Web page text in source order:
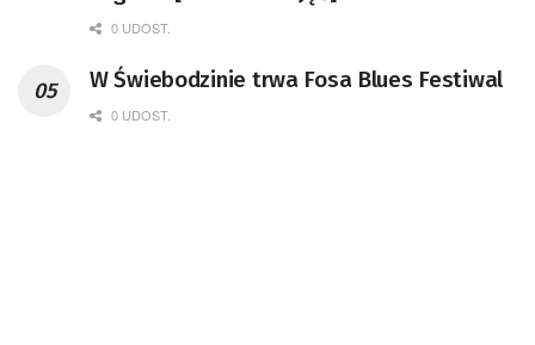
0 UDOST.
W Świebodzinie trwa Fosa Blues Festiwal
0 UDOST.